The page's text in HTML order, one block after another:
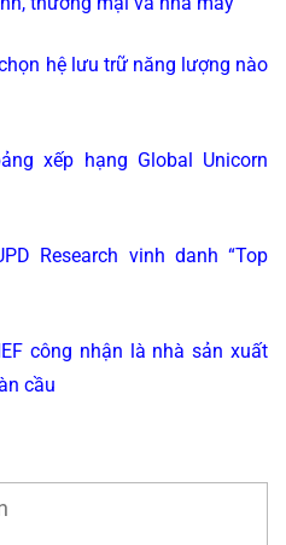
hệ lưu trữ năng lượng nào
xếp hạng Global Unicorn
Research vinh danh “Top
công nhận là nhà sản xuất
cầu